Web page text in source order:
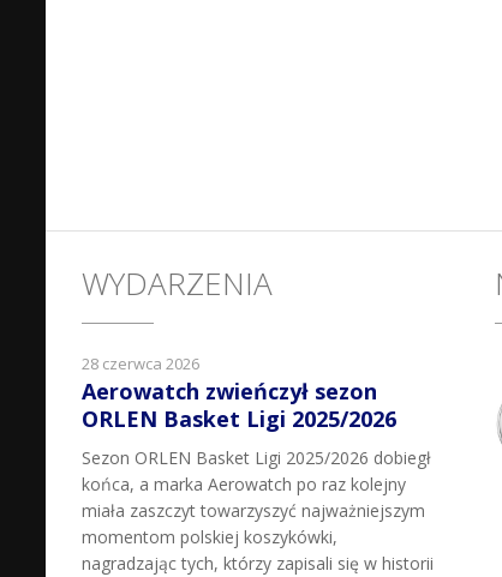
WYDARZENIA
28 czerwca 2026
Aerowatch zwieńczył sezon
ORLEN Basket Ligi 2025/2026
Sezon ORLEN Basket Ligi 2025/2026 dobiegł
końca, a marka Aerowatch po raz kolejny
miała zaszczyt towarzyszyć najważniejszym
momentom polskiej koszykówki,
nagradzając tych, którzy zapisali się w historii